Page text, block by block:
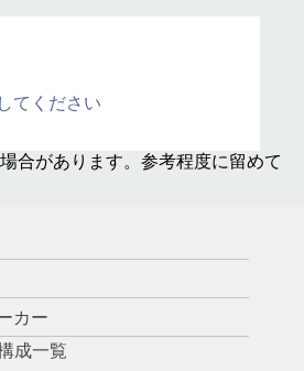
てください
合があります。参考程度に留めて
カー
成一覧